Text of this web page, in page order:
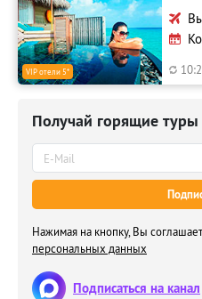
VIP отели 5*
Получай горящие
Нажимая на кнопку, Вы
персональных данных
Подписаться на канал